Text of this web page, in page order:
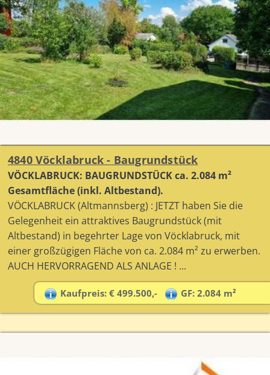
4840 Vöcklabruck - Baugrundstück
VÖCKLABRUCK: BAUGRUNDSTÜCK ca. 2.084 m²
Gesamtfläche (inkl. Altbestand).
VÖCKLABRUCK (Altmannsberg) : JETZT haben Sie die
Gelegenheit ein attraktives Baugrundstück (mit
Altbestand) in begehrter Lage von Vöcklabruck, mit
einer großzügigen Fläche von ca. 2.084 m² zu erwerben.
AUCH HERVORRAGEND ALS ANLAGE ! ...
Kaufpreis: € 499.500,- GF: 2.084 m²